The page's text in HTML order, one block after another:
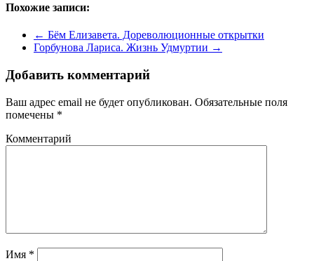
Похожие записи:
← Бём Елизавета. Дореволюционные открытки
Горбунова Лариса. Жизнь Удмуртии →
Добавить комментарий
Ваш адрес email не будет опубликован. Обязательные поля
помечены *
Комментарий
Имя *